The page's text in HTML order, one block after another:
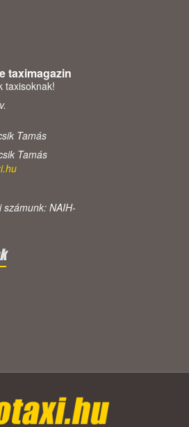
taximagazin
taxisoknak!
Tamás
Tamás
NAIH-